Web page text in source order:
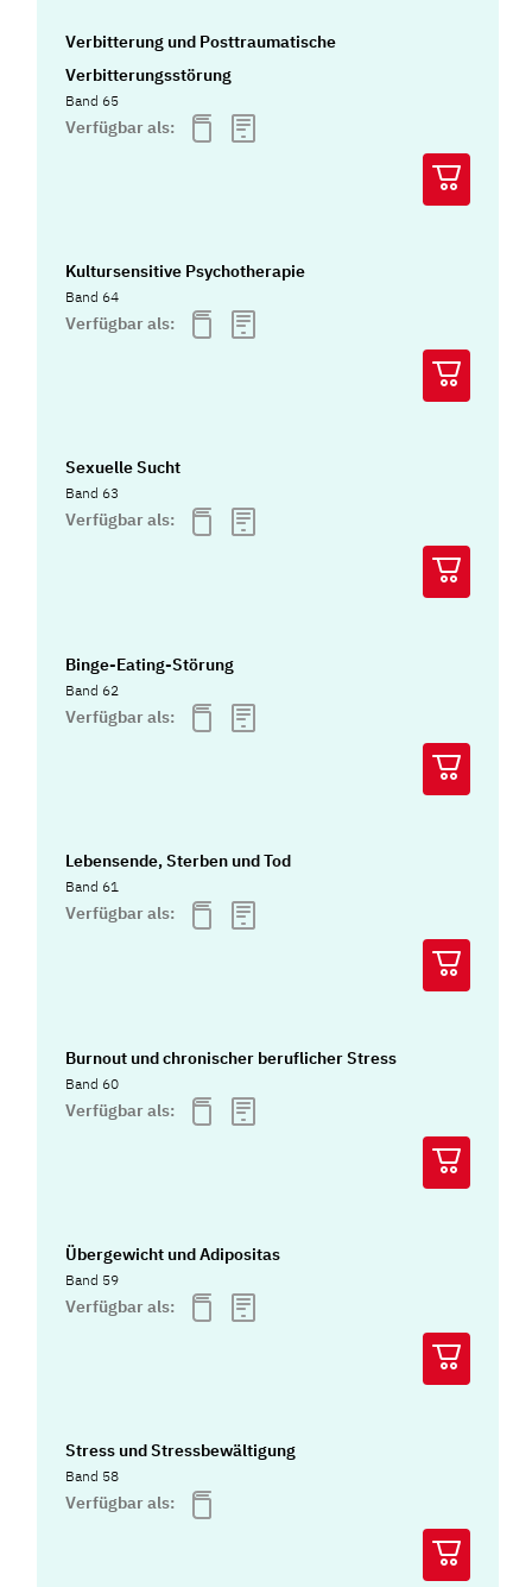
Verbitterung und Posttraumatische
Verbitterungsstörung
Band 65
Verfügbar als:
Kultursensitive Psychotherapie
Band 64
Verfügbar als:
Sexuelle Sucht
Band 63
Verfügbar als:
Binge-Eating-Störung
Band 62
Verfügbar als:
Lebensende, Sterben und Tod
Band 61
Verfügbar als:
Burnout und chronischer beruflicher Stress
Band 60
Verfügbar als:
Übergewicht und Adipositas
Band 59
Verfügbar als:
Stress und Stressbewältigung
Band 58
Verfügbar als: